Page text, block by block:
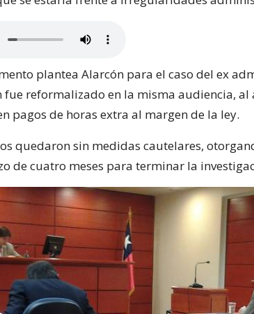
plantea Alarcón para el caso del ex
fue reformalizado en la misma audiencia,
pagos de horas extra al margen de la ley.
quedaron sin medidas cautelares,
de cuatro meses para terminar la